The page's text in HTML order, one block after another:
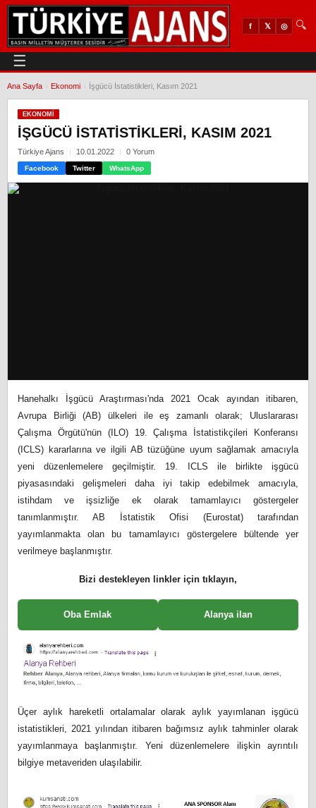
f 𝕏 ◎ 🔍
☰
Ana Sayfa Ekonomi İşgücü İstatistikleri, Kasım 2021
EKONOMI
İŞGÜCÜ İSTATISTIKLERI, KASIM 2021
Türkiye Ajans 10.01.2022 0 Yorum
Facebook Twitter WhatsApp
Hanehalkı İşgücü Araştırması'nda 2021 Ocak ayından itibaren,
Avrupa Birliği (AB) ülkeleri ile eş zamanlı olarak; Uluslararası
Çalışma Örgütü'nün (ILO) 19. Çalışma İstatistikçileri Konferansı
(ICLS) kararlarına ve ilgili AB tüzüğüne uyum sağlamak amacıyla
yeni düzenlemelere geçilmiştir. 19. ICLS ile birlikte işgücü
piyasasındaki gelişmeleri daha iyi takip edebilmek amacıyla,
istihdam ve işsizliğe ek olarak tamamlayıcı göstergeler
tanımlanmıştır. AB İstatistik Ofisi (Eurostat) tarafından
yayımlanmakta olan bu tamamlayıcı göstergelere bültende yer
verilmeye başlanmıştır.
Bizi destekleyen linkler için tıklayın,
Oba Emlak Alanya ilan
Üçer aylık hareketli ortalamalar olarak aylık yayımlanan işgücü
istatistikleri, 2021 yılından itibaren bağımsız aylık tahminler olarak
yayımlanmaya başlanmıştır. Yeni düzenlemelere ilişkin ayrıntılı
bilgiye metaveriden ulaşılabilir.